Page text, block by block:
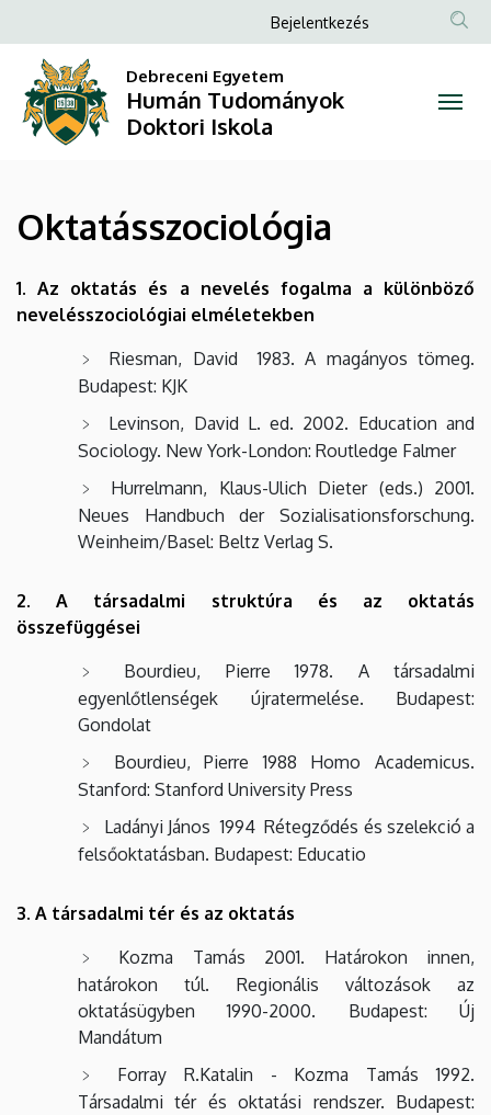
Oktatásszociológia
Humán
Tudományok
Doktori
Iskola
a
tartalomra
Anonim
fiók
menüje
Bejelentkezés
Debreceni Egyetem
Humán Tudományok
Doktori Iskola
Oktatásszociológia
1. Az oktatás és a nevelés fogalma a különböző
nevelésszociológiai elméletekben
Riesman, David 1983. A magányos tömeg.
Budapest: KJK
Levinson, David L. ed. 2002. Education and
Sociology. New York-London: Routledge Falmer
Hurrelmann, Klaus-Ulich Dieter (eds.) 2001.
Neues Handbuch der Sozialisationsforschung.
Weinheim/Basel: Beltz Verlag S.
2. A társadalmi struktúra és az oktatás
összefüggései
Bourdieu, Pierre 1978. A társadalmi
egyenlőtlenségek újratermelése. Budapest:
Gondolat
Bourdieu, Pierre 1988 Homo Academicus.
Stanford: Stanford University Press
Ladányi János 1994 Rétegződés és szelekció a
felsőoktatásban. Budapest: Educatio
3. A társadalmi tér és az oktatás
Kozma Tamás 2001. Határokon innen,
határokon túl. Regionális változások az
oktatásügyben 1990-2000. Budapest: Új
Mandátum
Forray R.Katalin - Kozma Tamás 1992.
Társadalmi tér és oktatási rendszer. Budapest: